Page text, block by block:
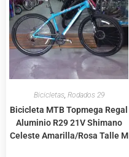
Bicicletas, Rodados 29
Bicicleta MTB Topmega Regal
Aluminio R29 21V Shimano
Celeste Amarilla/Rosa Talle M